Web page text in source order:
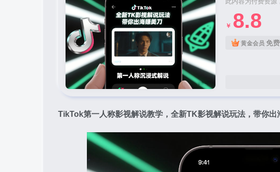
此内容为付费资源
￥ 8.8
黄金会员 免费
TikTok第一人称影视解说教学，全新TK影视解说玩法，带你出